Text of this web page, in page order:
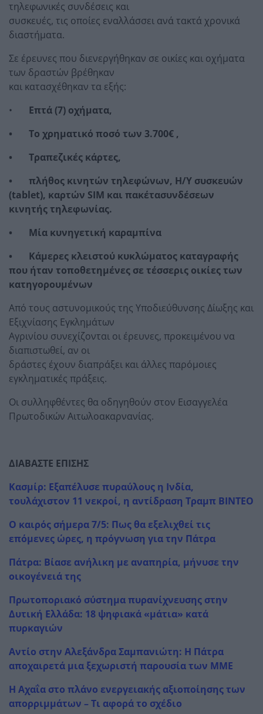
τηλεφωνικές συνδέσεις και
συσκευές, τις οποίες εναλλάσσει ανά τακτά χρονικά
διαστήματα.
Σε έρευνες που διενεργήθηκαν σε οικίες και οχήματα
των δραστών βρέθηκαν
και κατασχέθηκαν τα εξής:
• Επτά (7) οχήματα,
• Το χρηματικό ποσό των 3.700€ ,
• Τραπεζικές κάρτες,
• πλήθος κινητών τηλεφώνων, Η/Υ συσκευών
(tablet), καρτών SIM και πακέτασυνδέσεων
κινητής τηλεφωνίας.
• Μία κυνηγετική καραμπίνα
• Κάμερες κλειστού κυκλώματος καταγραφής
που ήταν τοποθετημένες σε τέσσερις οικίες των
κατηγορουμένων
Από τους αστυνομικούς της Υποδιεύθυνσης Δίωξης και
Εξιχνίασης Εγκλημάτων
Αγρινίου συνεχίζονται οι έρευνες, προκειμένου να
διαπιστωθεί, αν οι
δράστες έχουν διαπράξει και άλλες παρόμοιες
εγκληματικές πράξεις.
Οι συλληφθέντες θα οδηγηθούν στον Εισαγγελέα
Πρωτοδικών Αιτωλοακαρνανίας.
ΔΙΑΒΑΣΤΕ ΕΠΙΣΗΣ
Κασμίρ: Εξαπέλυσε πυραύλους η Ινδία,
τουλάχιστον 11 νεκροί, η αντίδραση Τραμπ ΒΙΝΤΕΟ
Ο καιρός σήμερα 7/5: Πως θα εξελιχθεί τις
επόμενες ώρες, η πρόγνωση για την Πάτρα
Πάτρα: Βίασε ανήλικη με αναπηρία, μήνυσε την
οικογένειά της
Πρωτοποριακό σύστημα πυρανίχνευσης στην
Δυτική Ελλάδα: 18 ψηφιακά «μάτια» κατά
πυρκαγιών
Αντίο στην Αλεξάνδρα Σαμπανιώτη: Η Πάτρα
αποχαιρετά μια ξεχωριστή παρουσία των ΜΜΕ
Η Αχαΐα στο πλάνο ενεργειακής αξιοποίησης των
απορριμμάτων – Τι αφορά το σχέδιο